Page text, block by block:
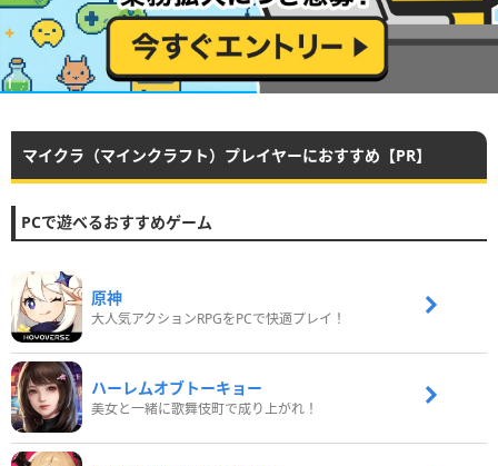
マイクラ（マインクラフト）プレイヤーにおすすめ【PR】
PCで遊べるおすすめゲーム
原神
大人気アクションRPGをPCで快適プレイ！
ハーレムオブトーキョー
美女と一緒に歌舞伎町で成り上がれ！